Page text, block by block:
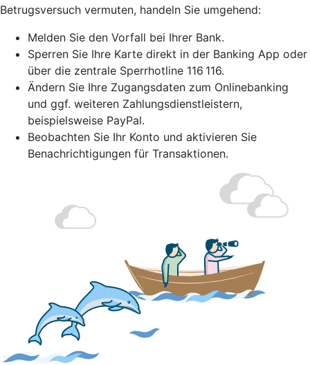
Betrugsversuch vermuten, handeln Sie umgehend:
Melden Sie den Vorfall bei Ihrer Bank.
Sperren Sie Ihre Karte direkt in der Banking App oder
über die zentrale Sperrhotline 116 116.
Ändern Sie Ihre Zugangsdaten zum Onlinebanking
und ggf. weiteren Zahlungsdienstleistern,
beispielsweise PayPal.
Beobachten Sie Ihr Konto und aktivieren Sie
Benachrichtigungen für Transaktionen.